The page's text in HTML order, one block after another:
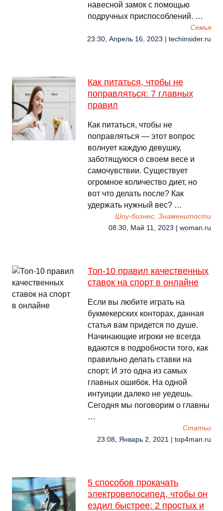
навесной замок с помощью
подручных приспособлений. …
Семья
23:30, Апрель 16, 2023 | techinsider.ru
Как питаться, чтобы не
поправляться: 7 главных
правил
Как питаться, чтобы не
поправляться — этот вопрос
волнует каждую девушку,
заботящуюся о своем весе и
самочувствии. Существует
огромное количество диет, но
вот что делать после? Как
удержать нужный вес? …
Шоу-бизнес, Знаменитости
08:30, Май 11, 2023 | woman.ru
Топ-10 правил качественных
ставок на спорт в онлайне
Если вы любите играть на
букмекерских конторах, данная
статья вам придется по душе.
Начинающие игроки не всегда
вдаются в подробности того, как
правильно делать ставки на
спорт. И это одна из самых
главных ошибок. На одной
интуиции далеко не уедешь.
Сегодня мы поговорим о главны
…
Cтатьи
23:08, Январь 2, 2021 | top4man.ru
5 способов прокачать
электровелосипед, чтобы он
ездил быстрее: 2 простых и